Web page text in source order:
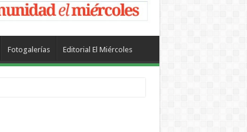
Fotogalerías Editorial El Miércoles